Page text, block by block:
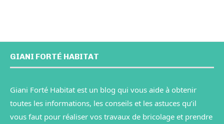
GIANI FORTÉ HABITAT
Giani Forté Habitat est un blog qui vous aide à obtenir
toutes les informations, les conseils et les astuces qu’il
vous faut pour réaliser vos travaux de bricolage et prendre